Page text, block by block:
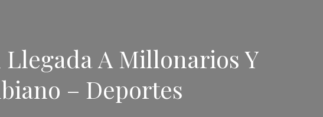
A Millonarios Y
– Deportes